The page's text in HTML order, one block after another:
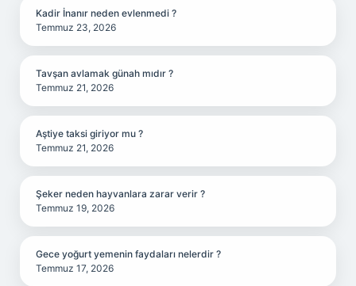
Kadir İnanır neden evlenmedi ?
Temmuz 23, 2026
Tavşan avlamak günah mıdır ?
Temmuz 21, 2026
Aştiye taksi giriyor mu ?
Temmuz 21, 2026
Şeker neden hayvanlara zarar verir ?
Temmuz 19, 2026
Gece yoğurt yemenin faydaları nelerdir ?
Temmuz 17, 2026